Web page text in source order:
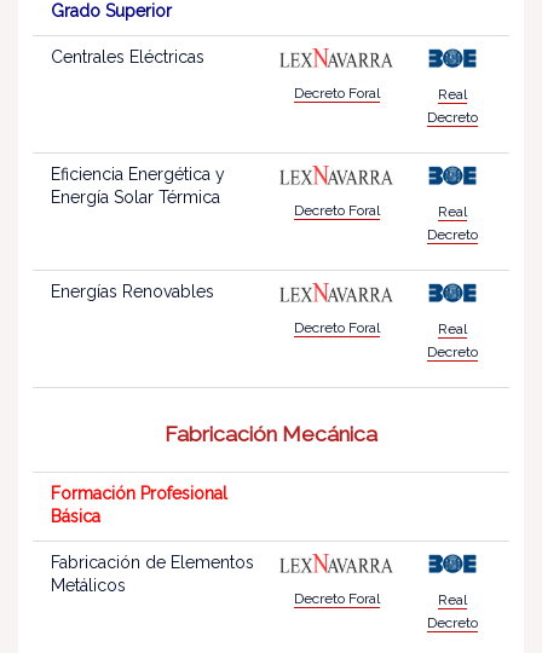
Grado Superior
Centrales Eléctricas
Decreto Foral
Real
Decreto
Eficiencia Energética y
Energía Solar Térmica
Decreto Foral
Real
Decreto
Energías Renovables
Decreto Foral
Real
Decreto
Fabricación Mecánica
Formación Profesional
Básica
Fabricación de Elementos
Metálicos
Decreto Foral
Real
Decreto